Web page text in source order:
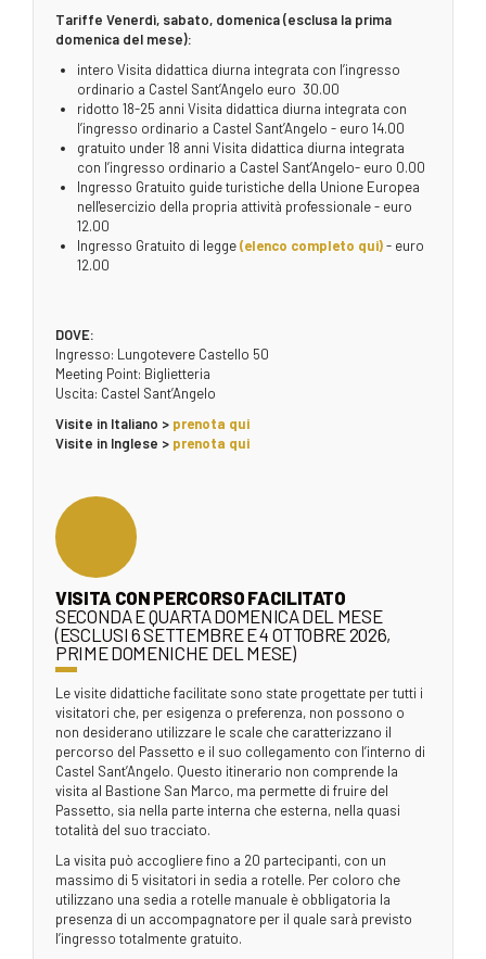
Tariffe Venerdì, sabato, domenica (esclusa la prima
domenica del mese):
intero Visita didattica diurna integrata con l’ingresso
ordinario a Castel Sant’Angelo euro 30.00
ridotto 18-25 anni Visita didattica diurna integrata con
l’ingresso ordinario a Castel Sant’Angelo - euro 14.00
gratuito under 18 anni Visita didattica diurna integrata
con l’ingresso ordinario a Castel Sant’Angelo- euro 0.00
Ingresso Gratuito guide turistiche della Unione Europea
nell'esercizio della propria attività professionale - euro
12.00
Ingresso Gratuito di legge(elenco completo qui)- euro
12.00
DOVE:
Ingresso: Lungotevere Castello 50
Meeting Point: Biglietteria
Uscita: Castel Sant’Angelo
Visite in Italiano > prenota qui
Visite in Inglese > prenota qui
VISITA CON PERCORSO FACILITATO
SECONDA E QUARTA DOMENICA DEL MESE
(ESCLUSI 6 SETTEMBRE E 4 OTTOBRE 2026,
PRIME DOMENICHE DEL MESE)
Le visite didattiche facilitate sono state progettate per tutti i
visitatori che, per esigenza o preferenza, non possono o
non desiderano utilizzare le scale che caratterizzano il
percorso del Passetto e il suo collegamento con l’interno di
Castel Sant’Angelo. Questo itinerario non comprende la
visita al Bastione San Marco, ma permette di fruire del
Passetto, sia nella parte interna che esterna, nella quasi
totalità del suo tracciato.
La visita può accogliere fino a 20 partecipanti, con un
massimo di 5 visitatori in sedia a rotelle. Per coloro che
utilizzano una sedia a rotelle manuale è obbligatoria la
presenza di un accompagnatore per il quale sarà previsto
l’ingresso totalmente gratuito.